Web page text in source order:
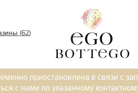
(62)
приостановлена в связи с
с нами по указанному